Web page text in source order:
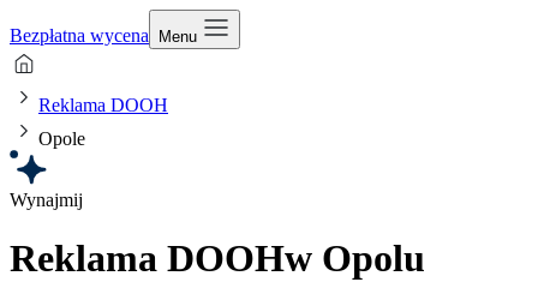
Bezpłatna wycena Menu
Reklama DOOH
Opole
Wynajmij
Reklama DOOHw Opolu